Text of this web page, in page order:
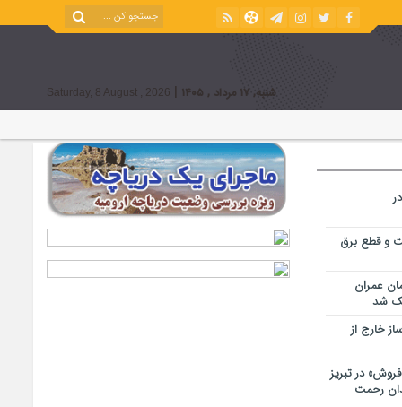
شنبه, ۱۷ مرداد , ۱۴۰۵ |
Saturday, 8 August , 2026
و قطع برق
عمران
خارج از
در تبریز
رحمت